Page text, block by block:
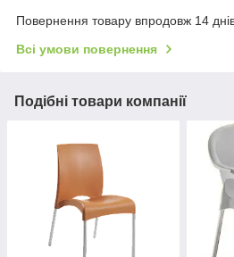
Повернення товару впродовж 14
Всі умови повернення
Подібні товари компанії